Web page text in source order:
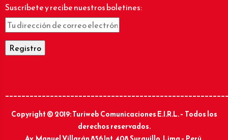
Suscríbete y recibe nuestros boletines:
Copyright © 2019: Turiweb Comunicaciones E.I.R.L. – Todos los
derechos reservados.